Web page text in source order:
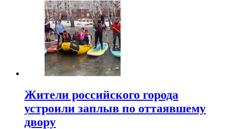
Жители российского города
устроили заплыв по оттаявшему
двору